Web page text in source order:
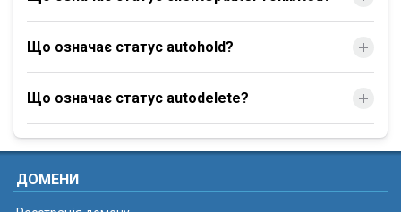
Що означає статус autohold?
Що означає статус autodelete?
ДОМЕНИ